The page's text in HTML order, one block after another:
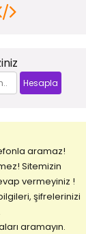
aramaz!
Sitemizin
vermeyiniz !
şifrelerinizi
aramayın.